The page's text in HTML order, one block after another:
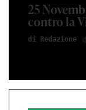
25
contro la
di Red­azio­ne